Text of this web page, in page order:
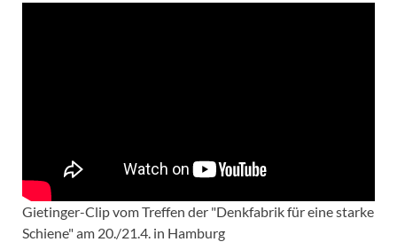
Gietinger-Clip vom Treffen der "Denkfabrik für eine starke
Schiene" am 20./21.4. in Hamburg